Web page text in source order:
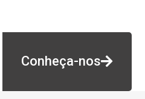
Conheça-nos